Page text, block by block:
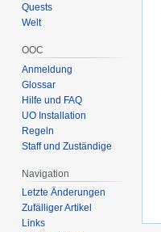
Quests
Welt
OOC
Anmeldung
Glossar
Hilfe und FAQ
UO Installation
Regeln
Staff und Zuständige
Navigation
Letzte Änderungen
Zufälliger Artikel
Links